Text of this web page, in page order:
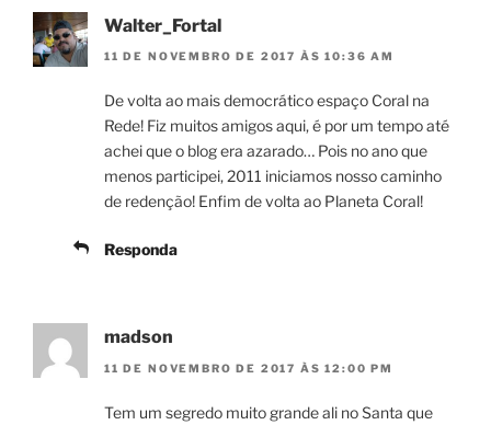
Walter_Fortal
11 DE NOVEMBRO DE 2017 ÀS 10:36 AM
De volta ao mais democrático espaço Coral na
Rede! Fiz muitos amigos aqui, é por um tempo até
achei que o blog era azarado… Pois no ano que
menos participei, 2011 iniciamos nosso caminho
de redenção! Enfim de volta ao Planeta Coral!
Responda
madson
11 DE NOVEMBRO DE 2017 ÀS 12:00 PM
Tem um segredo muito grande ali no Santa que